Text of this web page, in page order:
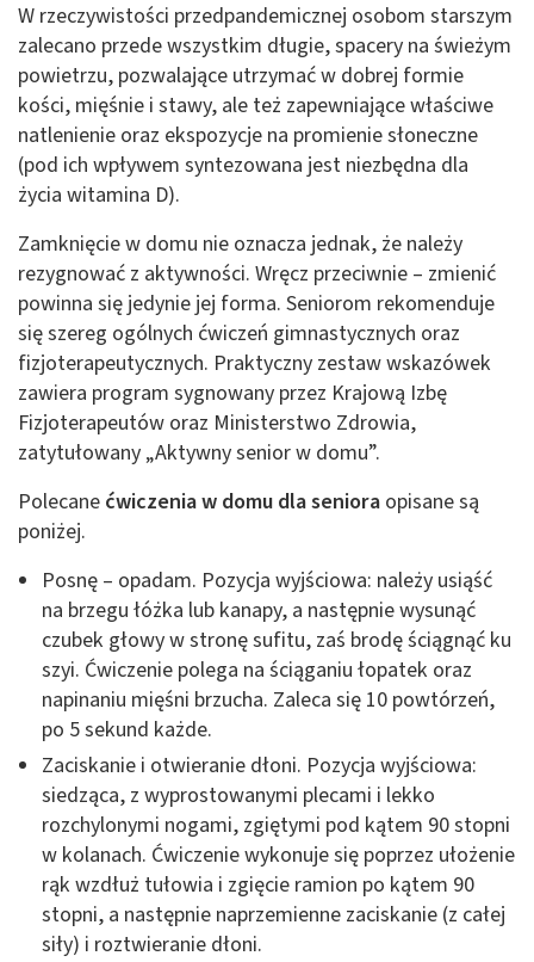
W rzeczywistości przedpandemicznej osobom starszym
zalecano przede wszystkim długie, spacery na świeżym
powietrzu, pozwalające utrzymać w dobrej formie
kości, mięśnie i stawy, ale też zapewniające właściwe
natlenienie oraz ekspozycje na promienie słoneczne
(pod ich wpływem syntezowana jest niezbędna dla
życia witamina D).
Zamknięcie w domu nie oznacza jednak, że należy
rezygnować z aktywności. Wręcz przeciwnie – zmienić
powinna się jedynie jej forma. Seniorom rekomenduje
się szereg ogólnych ćwiczeń gimnastycznych oraz
fizjoterapeutycznych. Praktyczny zestaw wskazówek
zawiera program sygnowany przez Krajową Izbę
Fizjoterapeutów oraz Ministerstwo Zdrowia,
zatytułowany „Aktywny senior w domu”.
Polecane ćwiczenia w domu dla seniora opisane są
poniżej.
Posnę – opadam. Pozycja wyjściowa: należy usiąść
na brzegu łóżka lub kanapy, a następnie wysunąć
czubek głowy w stronę sufitu, zaś brodę ściągnąć ku
szyi. Ćwiczenie polega na ściąganiu łopatek oraz
napinaniu mięśni brzucha. Zaleca się 10 powtórzeń,
po 5 sekund każde.
Zaciskanie i otwieranie dłoni. Pozycja wyjściowa:
siedząca, z wyprostowanymi plecami i lekko
rozchylonymi nogami, zgiętymi pod kątem 90 stopni
w kolanach. Ćwiczenie wykonuje się poprzez ułożenie
rąk wzdłuż tułowia i zgięcie ramion po kątem 90
stopni, a następnie naprzemienne zaciskanie (z całej
siły) i roztwieranie dłoni.